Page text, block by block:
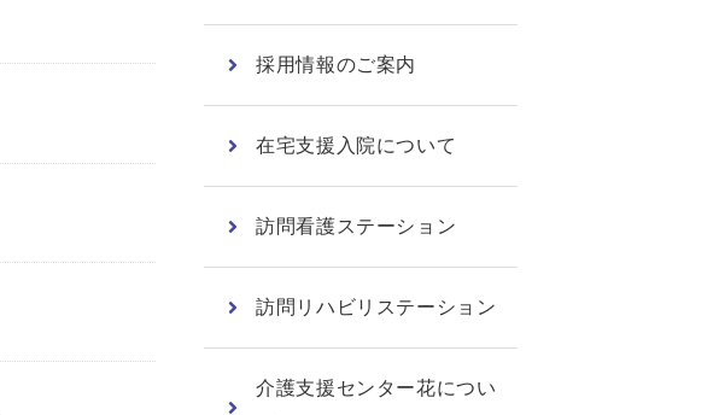
採用情報のご案内
在宅支援入院について
訪問看護ステーション
訪問リハビリステーション
介護支援センター花につい